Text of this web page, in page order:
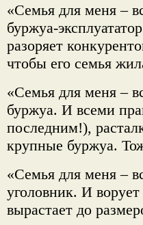
«Семья для меня –
буржуа-
разоряет
чтобы его семья
«Семья для меня –
буржуа. И всеми
последним!),
крупные буржуа.
«Семья для меня –
уголовник. И
вырастает до